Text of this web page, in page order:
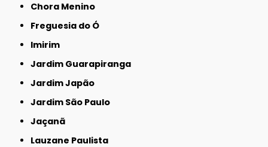
Chora Menino
Freguesia do Ó
Imirim
Jardim Guarapiranga
Jardim Japão
Jardim São Paulo
Jaçanã
Lauzane Paulista